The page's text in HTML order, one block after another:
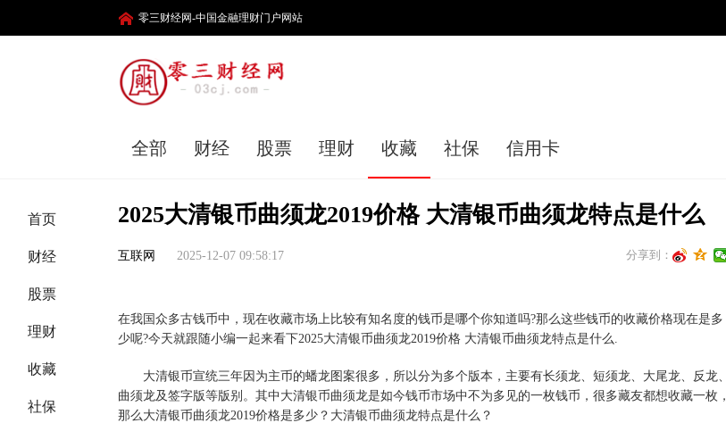
零三财经网-中国金融理财门户网站
全部 财经 股票 理财 收藏 社保 信用卡
首页
财经
股票
理财
收藏
社保
2025大清银币曲须龙2019价格 大清银币曲须龙特点是什么
互联网 2025-12-07 09:58:17 分享到：
在我国众多古钱币中，现在收藏市场上比较有知名度的钱币是哪个你知道吗?那么这些钱币的收藏价格现在是多
少呢?今天就跟随小编一起来看下2025大清银币曲须龙2019价格 大清银币曲须龙特点是什么.
大清银币宣统三年因为主币的蟠龙图案很多，所以分为多个版本，主要有长须龙、短须龙、大尾龙、反龙、
曲须龙及签字版等版别。其中大清银币曲须龙是如今钱币市场中不为多见的一枚钱币，很多藏友都想收藏一枚，
那么大清银币曲须龙2019价格是多少？大清银币曲须龙特点是什么？